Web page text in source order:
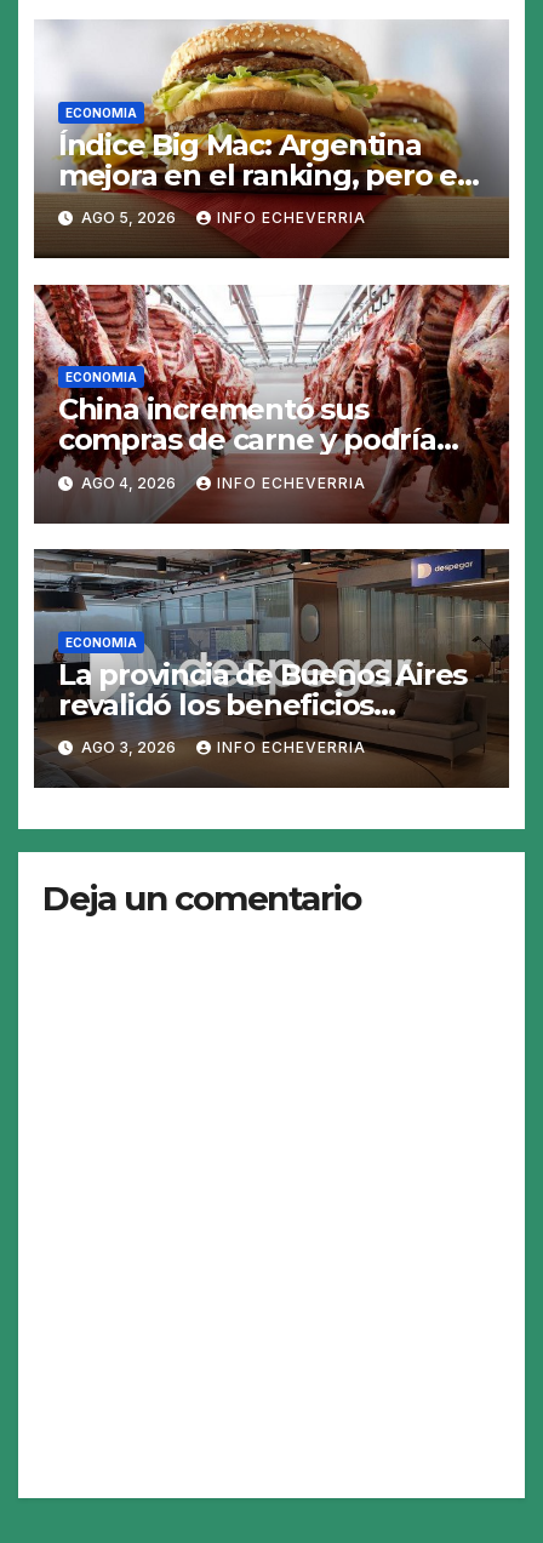
ECONOMIA
Índice Big Mac: Argentina
mejora en el ranking, pero el
peso sigue sobrevaluado un
19%
AGO 5, 2026 INFO ECHEVERRIA
ECONOMIA
China incrementó sus
compras de carne y podría
abrirse una oportunidad para
la Argentina
AGO 4, 2026 INFO ECHEVERRIA
ECONOMIA
La provincia de Buenos Aires
revalidó los beneficios
fiscales de Despegar en el
régimen de economía del
conocimiento
AGO 3, 2026 INFO ECHEVERRIA
Deja un comentario